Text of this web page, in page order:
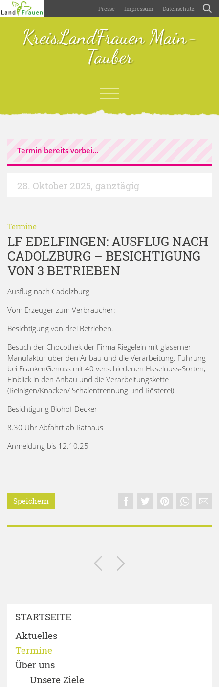
Presse Impressum Datenschutz
KreisLandFrauen Main-
Tauber
Termin bereits vorbei...
28. Oktober 2025, ganztägig
Termine
LF EDELFINGEN: AUSFLUG NACH
CADOLZBURG – BESICHTIGUNG
VON 3 BETRIEBEN
Ausflug nach Cadolzburg
Vom Erzeuger zum Verbraucher:
Besichtigung von drei Betrieben.
Besuch der Chocothek der Firma Riegelein mit gläserner
Manufaktur über den Anbau und die Verarbeitung. Führung
bei FrankenGenuss mit 40 verschiedenen Haselnuss-Sorten,
Einblick in den Anbau und die Verarbeitungskette
(Reinigen/Knacken/ Schalentrennung und Rösterei)
Besichtigung Biohof Decker
8.30 Uhr Abfahrt ab Rathaus
Anmeldung bis 12.10.25
Speichern
STARTSEITE
Aktuelles
Termine
Über uns
Unsere Ziele